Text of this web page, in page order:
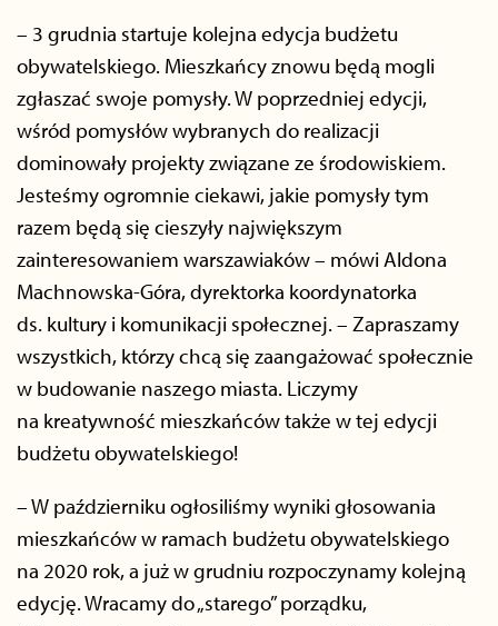
– 3 grudnia startuje kolejna edycja budżetu
obywatelskiego. Mieszkańcy znowu będą mogli
zgłaszać swoje pomysły. W poprzedniej edycji,
wśród pomysłów wybranych do realizacji
dominowały projekty związane ze środowiskiem.
Jesteśmy ogromnie ciekawi, jakie pomysły tym
razem będą się cieszyły największym
zainteresowaniem warszawiaków – mówi Aldona
Machnowska-Góra, dyrektorka koordynatorka
ds. kultury i komunikacji społecznej. – Zapraszamy
wszystkich, którzy chcą się zaangażować społecznie
w budowanie naszego miasta. Liczymy
na kreatywność mieszkańców także w tej edycji
budżetu obywatelskiego!
– W październiku ogłosiliśmy wyniki głosowania
mieszkańców w ramach budżetu obywatelskiego
na 2020 rok, a już w grudniu rozpoczynamy kolejną
edycję. Wracamy do „starego” porządku,